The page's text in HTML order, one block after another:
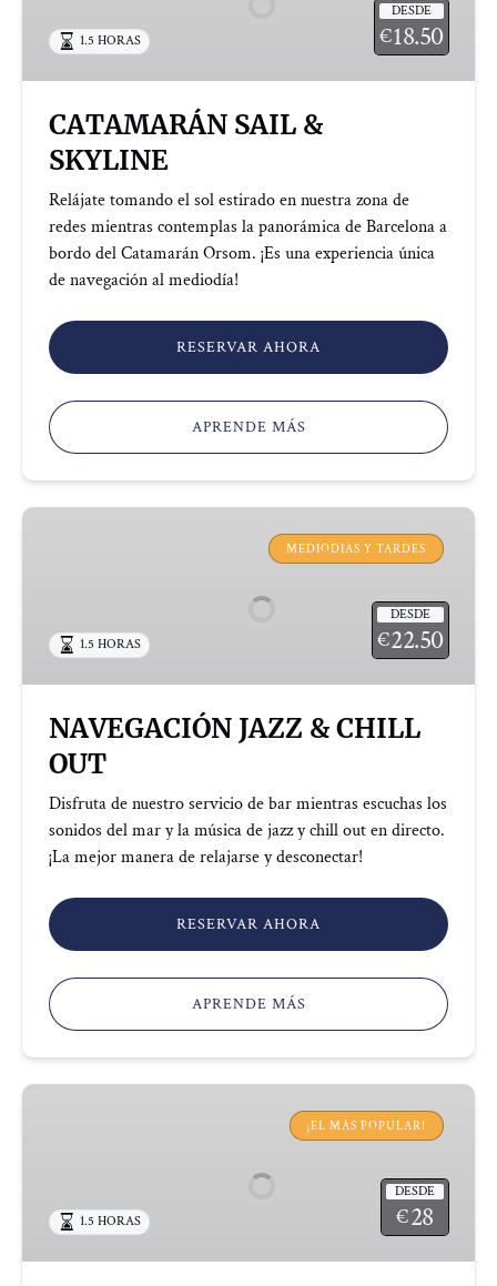
DESDE
€18.50
1.5 HORAS
CATAMARÁN SAIL &
SKYLINE
Relájate tomando el sol estirado en nuestra zona de
redes mientras contemplas la panorámica de Barcelona a
bordo del Catamarán Orsom. ¡Es una experiencia única
de navegación al mediodía!
RESERVAR AHORA
APRENDE MÁS
NAVEGACIÓN
MEDIODIAS Y TARDES
DESDE
€22.50
1.5 HORAS
NAVEGACIÓN JAZZ & CHILL
OUT
Disfruta de nuestro servicio de bar mientras escuchas los
sonidos del mar y la música de jazz y chill out en directo.
¡La mejor manera de relajarse y desconectar!
RESERVAR AHORA
APRENDE MÁS
CRUCERO
¡EL MÁS POPULAR!
DESDE
€28
1.5 HORAS